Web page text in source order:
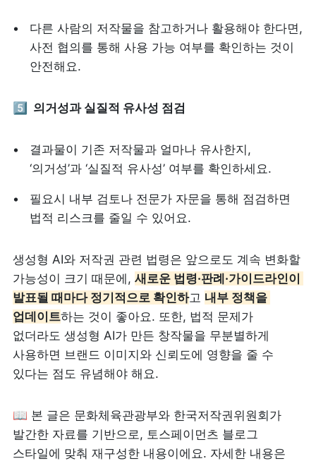
다른 사람의 저작물을 참고하거나 활용해야 한다면,
사전 협의를 통해 사용 가능 여부를 확인하는 것이
안전해요.
5️⃣  의거성과 실질적 유사성 점검
결과물이 기존 저작물과 얼마나 유사한지,
‘의거성’과 ‘실질적 유사성’ 여부를 확인하세요.
필요시 내부 검토나 전문가 자문을 통해 점검하면
법적 리스크를 줄일 수 있어요.
생성형 AI와 저작권 관련 법령은 앞으로도 계속 변화할
가능성이 크기 때문에, 새로운 법령·판례·가이드라인이
발표될 때마다 정기적으로 확인하고 내부 정책을
업데이트하는 것이 좋아요. 또한, 법적 문제가
없더라도 생성형 AI가 만든 창작물을 무분별하게
사용하면 브랜드 이미지와 신뢰도에 영향을 줄 수
있다는 점도 유념해야 해요.
📖 본 글은 문화체육관광부와 한국저작권위원회가
발간한 자료를 기반으로, 토스페이먼츠 블로그
스타일에 맞춰 재구성한 내용이에요. 자세한 내용은